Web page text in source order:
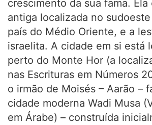
crescimento da sua fama. Ela
antiga localizada no
país do Médio Oriente, e a
israelita. A cidade em si está
perto do Monte Hor (a
nas Escrituras em Números
o irmão de Moisés – Aarão –
cidade moderna Wadi Musa
em Árabe) – construída